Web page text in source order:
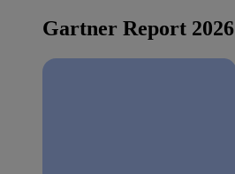
Gartner Report 2026